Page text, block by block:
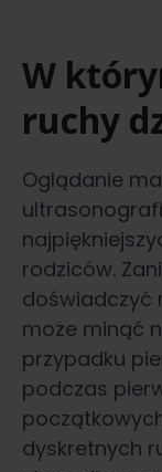
W
ruchy
Oglądanie
rodziców.
doświadczyć
może minąć
przypadku
podczas
dyskretnych